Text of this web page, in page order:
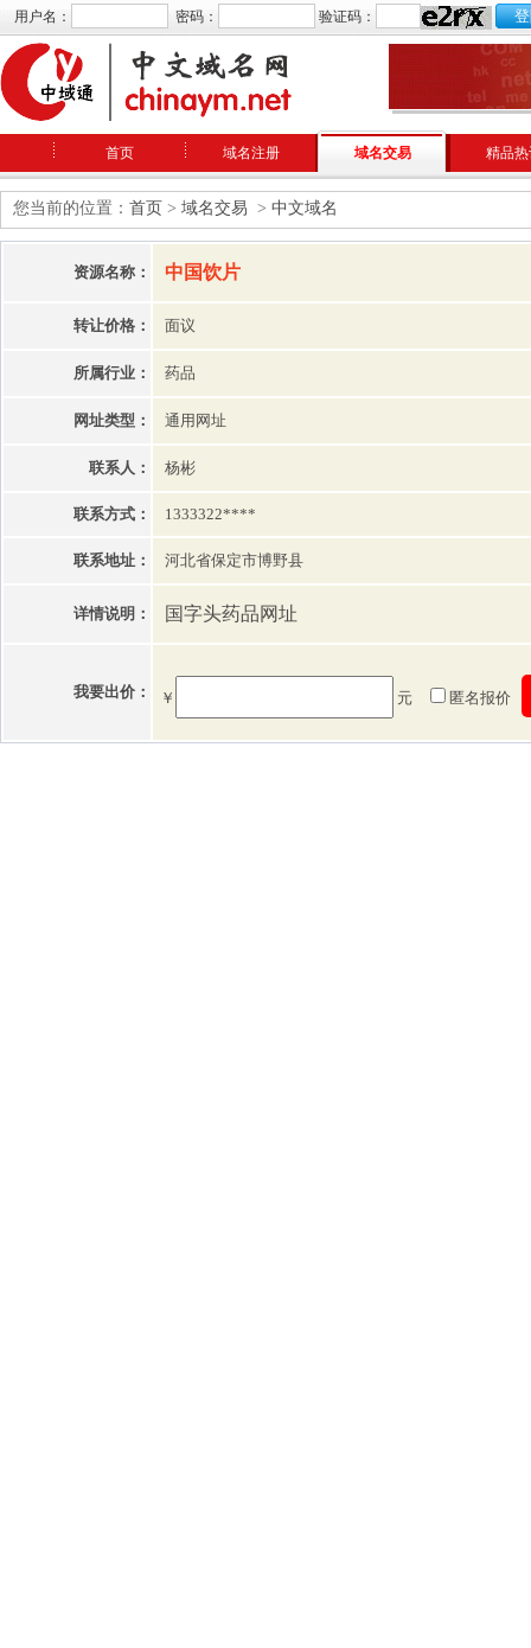
用户名： 密码： 验证码：
首页 域名注册 域名交易 精品
您当前的位置： 首页 > 域名交易 > 中文域名
资源名称： 中国饮片
转让价格： 面议
所属行业： 药品
网址类型： 通用网址
联系人： 杨彬
联系方式： 1333322****
联系地址： 河北省保定市博野县
详情说明： 国字头药品网址
我要出价： ￥ 元 匿名报价